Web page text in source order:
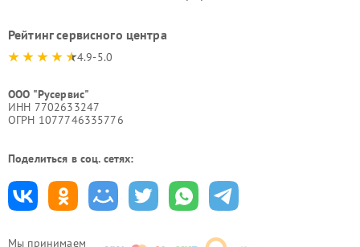
Мы принимаем
Рейтинг сервисного центра
4.9-5.0
ООО "Русервис"
ИНН 7702633247
ОГРН 1077746335776
Поделиться в соц. сетях: